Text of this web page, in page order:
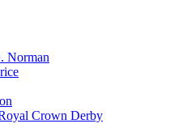
Norman
Crown Derby